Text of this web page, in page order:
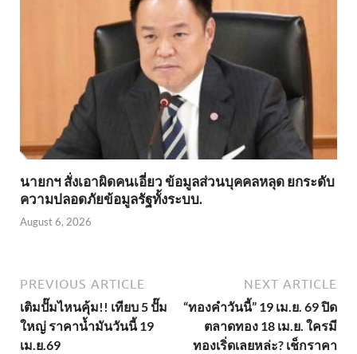
นายกฯ สั่งเอาผิดคนเอี่ยว ข้อมูลส่วนบุคคลหลุด ยกระดับ
ความปลอดภัยข้อมูลรัฐทั้งระบบ.
August 6, 2026
PREVIOUS ARTICLE
เติมปั๊มไหนคุ้ม!! เทียบ 5 ปั๊ม
ใหญ่ ราคาน้ำมันวันนี้ 19
เม.ย.69
NEXT ARTICLE
“ทองคำวันนี้” 19 เม.ย. 69 ปิด
ตลาดทอง 18 เม.ย. ใครมี
ทองเริ่ดเลยหล่ะ? เช็กราคา